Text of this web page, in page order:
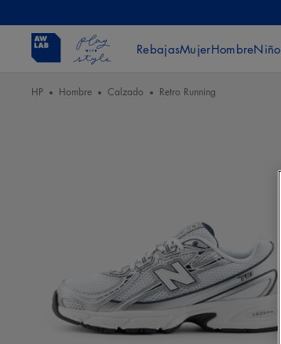
RebajasMujerHombreNiño
HP Hombre Calzado Retro Running